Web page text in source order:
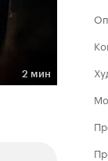
2 мин